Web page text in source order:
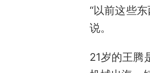
“以前这些
说。
21岁的王腾